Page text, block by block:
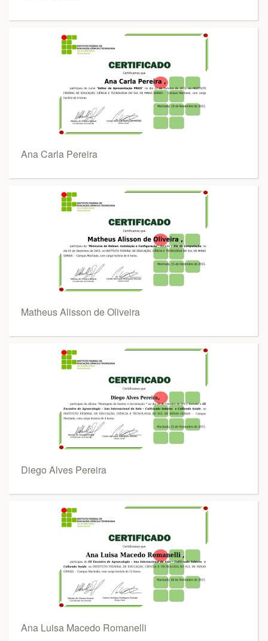
Ana Carla Pereira
Matheus Alisson de Oliveira
Diego Alves Pereira
Ana Luisa Macedo Romanelli